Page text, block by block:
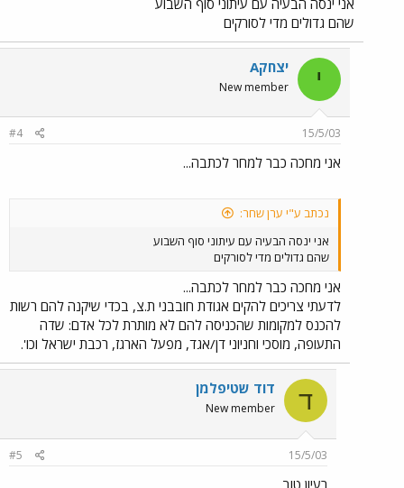
שהם גדולים מדי לסורקים
י יצחקA
New member
15/5/03
#4
אני מחכה כבר למחר לכתבה...
נכתב ע"י ערן שחר:
אני ינסה הבעיה עם עיתוני סוף השבוע
שהם גדולים מדי לסורקים
אני מחכה כבר למחר לכתבה...
לדעתי צריכים להקים אגודת חובבני ת.צ, בכדי שיקנה להם רשות
להכנס למקומות שהכניסה להם לא מותרת לכל אדם: שדה
התעופה, מוסכי וחניוני דן/אגד, מפעל הארגז, רכבת ישראל וכו'.
ד דוד שטיפלמן
New member
15/5/03
#5
רעיון טוב